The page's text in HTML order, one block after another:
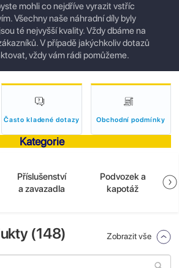
mohli co nejdříve vyrazit vstříc
Všechny naše náhradní díly byly
té nejvyšší kvality. Vždy dbáme na
V případě jakýchkoliv dotazů
vždy vám rádi pomůžeme.
Často kladené dotazy Obchodní podmínky
Kategorie
Příslušenství
a zavazadla
Podvozek a
kapotáž
(148) Zobrazit vše